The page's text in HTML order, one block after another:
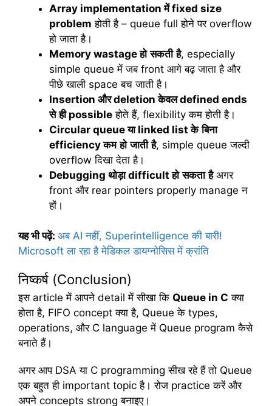
Array implementationमेंfixed size
problem होती है – queue full होने पर overflow
हो जाता है।
Memory wastageहो सकती है, especially
simple queue में जब front आगे बढ़ जाता है और
पीछे खाली space बच जाती है।
Insertion औरdeletionकेवलdefined ends
से हीpossible होते हैं, flexibility कम होती है।
Circular queueयाlinked listके बिना
efficiencyकम हो जाती है, simple queue जल्दी
overflow दिखा देता है।
Debugging थोड़ाdifficultहो सकता हैअगर
front और rear pointers properly manage न
हों।
यह भी पढ़ें: अब AI नहीं, Superintelligence की बारी!
Microsoft ला रहा है मेडिकल डायग्नोसिस में क्रांति
निष्कर्ष (Conclusion)
इस article में आपने detail में सीखा कि Queue in C क्या
होता है, FIFO concept क्या है, Queue के types,
operations, और C language में Queue program कैसे
बनाते हैं।
अगर आप DSA या C programming सीख रहे हैं तो Queue
एक बहुत ही important topic है। रोज practice करें और
अपने concepts strong बनाइए।